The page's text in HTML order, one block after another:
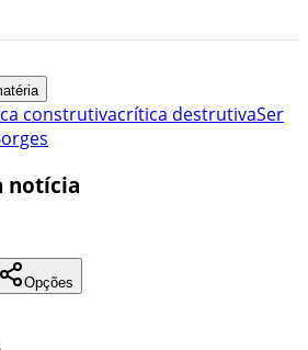
construtivacrítica destrutivaSer
notícia
Opções